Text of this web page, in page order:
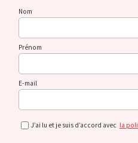
Nom
Prénom
E-mail
J’ai lu et je suis d’accord avec la